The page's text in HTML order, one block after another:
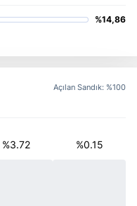
%14,86
Açılan Sandık: %100
%3.72 %0.15